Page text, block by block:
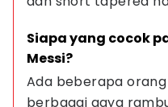
Siapa yang cocok
Messi?
Ada beberapa
berbagai gaya